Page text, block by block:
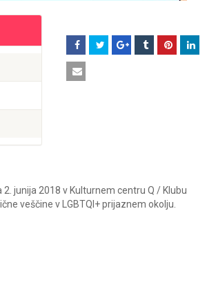
2. junija 2018 v Kulturnem centru Q / Klubu
veščine v LGBTQI+ prijaznem okolju.